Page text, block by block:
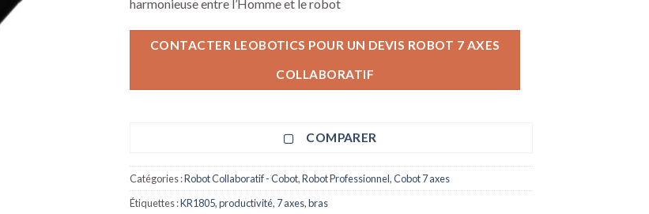
harmonieuse entre l’Homme et le robot
CONTACTER LEOBOTICS POUR UN DEVIS ROBOT 7 AXES
COLLABORATIF
COMPARER
Catégories :Robot Collaboratif - Cobot,Robot Professionnel,Cobot 7 axes
Étiquettes :KR1805,productivité, 7 axes,bras